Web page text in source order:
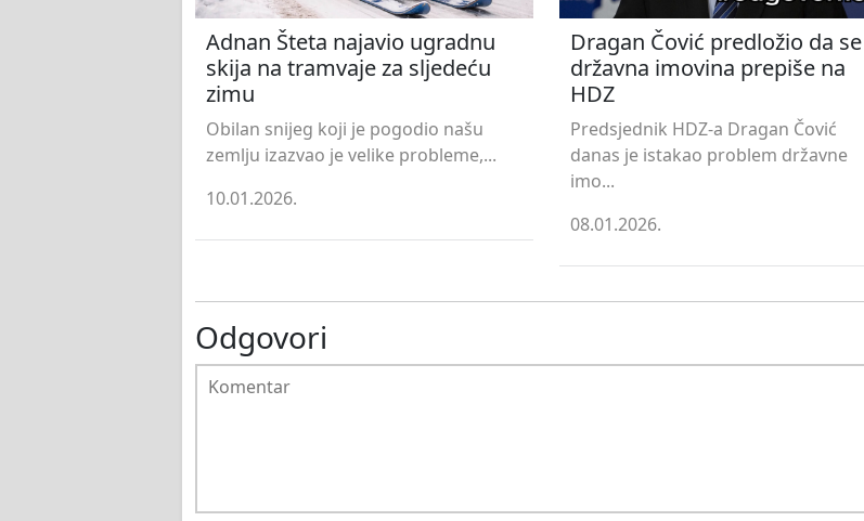
Adnan Šteta najavio ugradnu
skija na tramvaje za sljedeću
zimu
Obilan snijeg koji je pogodio našu
zemlju izazvao je velike probleme,...
10.01.2026.
Dragan Čović predložio da se
državna imovina prepiše na
HDZ
Predsjednik HDZ-a Dragan Čović
danas je istakao problem državne
imo...
08.01.2026.
Odgovori